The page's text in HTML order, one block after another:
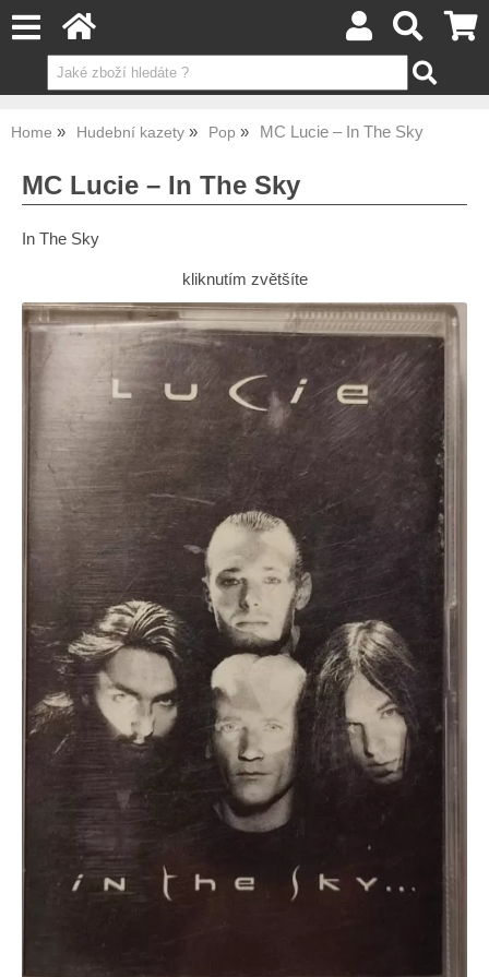
Home Hudební kazety Pop MC Lucie – In The Sky
MC Lucie – In The Sky
In The Sky
kliknutím zvětšíte